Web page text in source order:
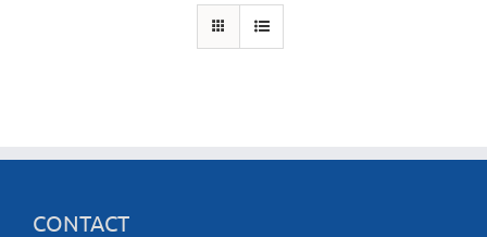
CONTACT